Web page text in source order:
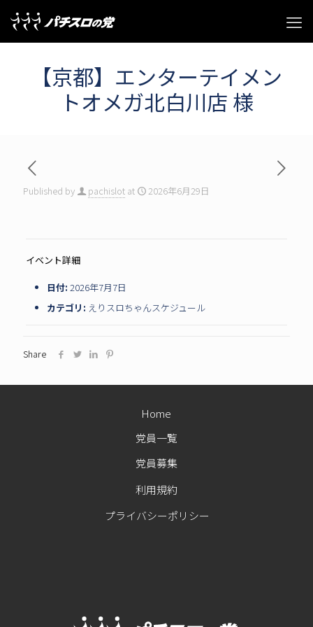
【京都】エンターテイメン
トオメガ北白川店 様
Published by pachislot at 2026年6月29日
イベント詳細
日付: 2026年7月7日
カテゴリ: えりスロちゃんスケジュール
Share
党員一覧
党員募集
利用規約
Home
プライバシーポリシー